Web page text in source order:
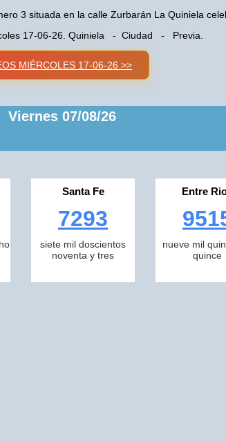
3 situada en la calle Zurbarán La Quiniela
17-06-26. Quiniela - Ciudad - Previa.
MIÉRCOLES 17-06-26 >>
07/08/26
Santa Fe
7293
siete mil doscientos
noventa y tres
Entre
nueve mil
quince